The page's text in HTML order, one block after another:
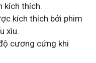
kích thích.
kích thích bởi phim
xìu.
cương cứng khi